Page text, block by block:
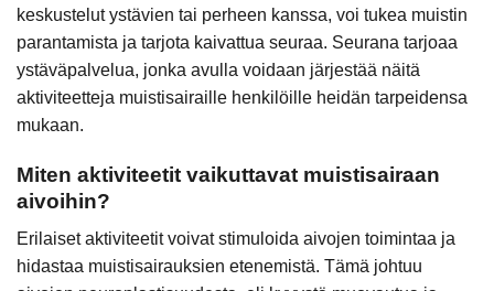
keskustelut ystävien tai perheen kanssa, voi tukea muistin
parantamista ja tarjota kaivattua seuraa. Seurana tarjoaa
ystäväpalvelua, jonka avulla voidaan järjestää näitä
aktiviteetteja muistisairaille henkilöille heidän tarpeidensa
mukaan.
Miten aktiviteetit vaikuttavat muistisairaan
aivoihin?
Erilaiset aktiviteetit voivat stimuloida aivojen toimintaa ja
hidastaa muistisairauksien etenemistä. Tämä johtuu